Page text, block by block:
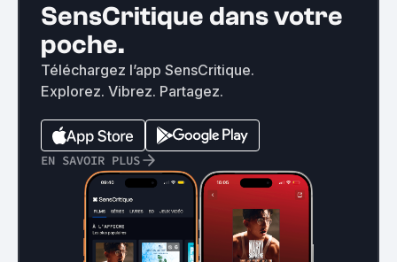
SensCritique dans votre
poche.
Téléchargez l’app SensCritique.
Explorez. Vibrez. Partagez.
EN SAVOIR PLUS